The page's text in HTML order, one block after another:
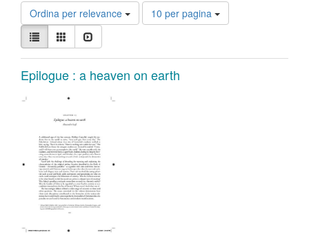
Ordina per relevance
Risultati
per
10 per pagina
Visualizza
i
risultati
come:
Lista Galleria
Risultati
della
ricerca
Epilogue : a heaven on earth